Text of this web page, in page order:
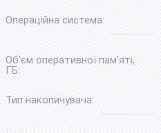
Операційна система:
Об'єм оперативної пам'яті,
ГБ:
Тип накопичувача: